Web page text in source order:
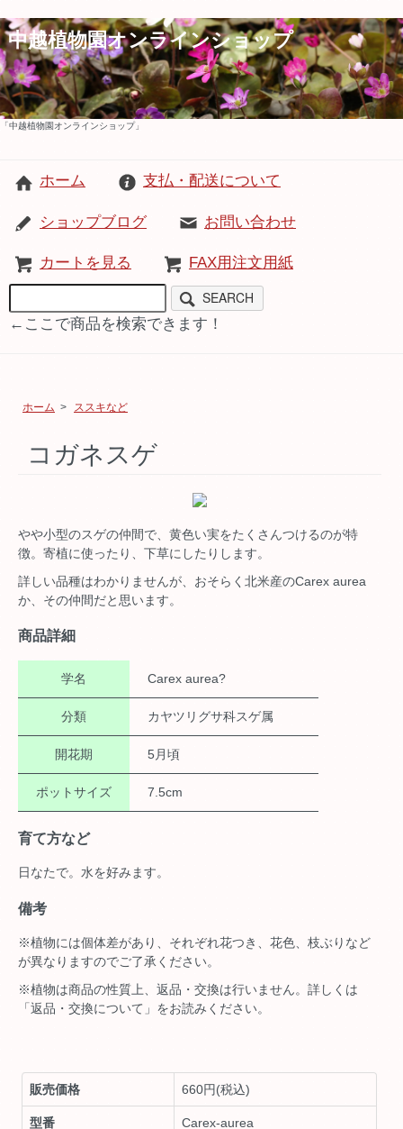
中越植物園オンラインショップ
「中越植物園オンラインショップ」
ホーム 支払・配送について
ショップブログ お問い合わせ
カートを見る FAX用注文用紙
SEARCH
←ここで商品を検索できます！
ホーム > ススキなど
コガネスゲ
やや小型のスゲの仲間で、黄色い実をたくさんつけるのが特
徴。寄植に使ったり、下草にしたりします。
詳しい品種はわかりませんが、おそらく北米産のCarex aurea
か、その仲間だと思います。
商品詳細
学名 Carex aurea?
分類 カヤツリグサ科スゲ属
開花期 5月頃
ポットサイズ 7.5cm
育て方など
日なたで。水を好みます。
備考
※植物には個体差があり、それぞれ花つき、花色、枝ぶりなど
が異なりますのでご了承ください。
※植物は商品の性質上、返品・交換は行いません。詳しくは
「返品・交換について」をお読みください。
販売価格 660円(税込)
型番 Carex-aurea